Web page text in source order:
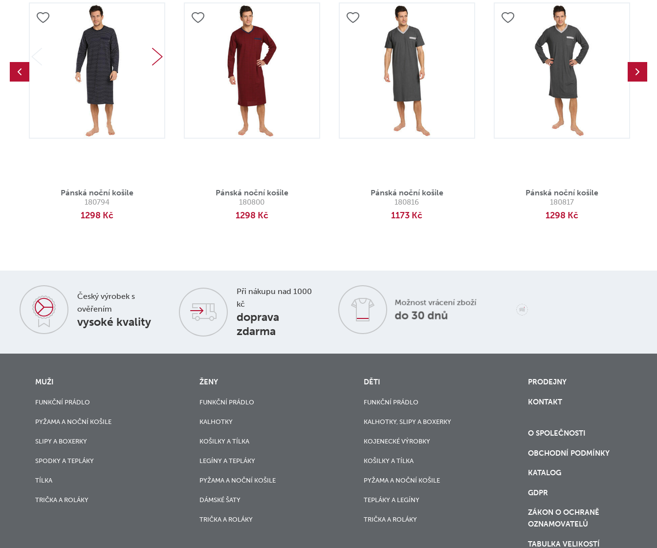
Pánská noční košile
180794
1298 Kč
Pánská noční košile
180800
1298 Kč
Pánská noční košile
180816
1173 Kč
Pánská noční košile
180817
1298 Kč
Český výrobek s
ověřením
vysoké kvality
Při nákupu nad 1000
kč
doprava
zdarma
Možnost vrácení zboží
do 30 dnů
MUŽI
FUNKČNÍ PRÁDLO
PYŽAMA A NOČNÍ KOŠILE
SLIPY A BOXERKY
SPODKY A TEPLÁKY
TÍLKA
TRIČKA A ROLÁKY
ŽENY
FUNKČNÍ PRÁDLO
KALHOTKY
KOŠILKY A TÍLKA
LEGÍNY A TEPLÁKY
PYŽAMA A NOČNÍ KOŠILE
DÁMSKÉ ŠATY
TRIČKA A ROLÁKY
DĚTI
FUNKČNÍ PRÁDLO
KALHOTKY, SLIPY A BOXERKY
KOJENECKÉ VÝROBKY
KOŠILKY A TÍLKA
PYŽAMA A NOČNÍ KOŠILE
TEPLÁKY A LEGÍNY
TRIČKA A ROLÁKY
PRODEJNY
KONTAKT
O SPOLEČNOSTI
OBCHODNÍ PODMÍNKY
KATALOG
GDPR
ZÁKON O OCHRANĚ
OZNAMOVATELŮ
TABULKA VELIKOSTÍ